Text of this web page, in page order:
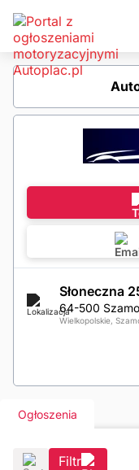
Słoneczna
64-500
Wielkopolskie,
Ogłoszenia
Filtr